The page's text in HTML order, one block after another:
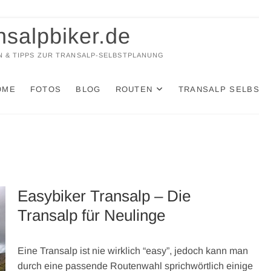
& TIPPS ZUR TRANSALP-SELBSTPLANUNG
FOTOS BLOG ROUTEN TRANSALP
Easybiker Transalp – Die
Transalp für Neulinge
Eine Transalp ist nie wirklich “easy”, jedoch kann man
durch eine passende Routenwahl sprichwörtlich einige